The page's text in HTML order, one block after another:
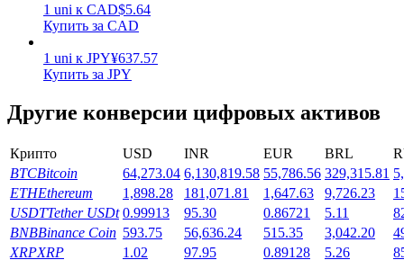
Силовая свинья
Получайте конкурентные награды ежедневно
1 uni к CAD$5.64
Купить за CAD
1 uni к JPY¥637.57
Купить за JPY
Другие конверсии цифровых активов
Крипто USD INR EUR BRL
BTCBitcoin 64,273.04 6,130,819.58 55,786.56 329,315.81
ETHEthereum 1,898.28 181,071.81 1,647.63 9,726.23
USDTTether USDt 0.99913 95.30 0.86721 5.11
BNBBinance Coin 593.75 56,636.24 515.35 3,042.20
XRPXRP 1.02 97.95 0.89128 5.26